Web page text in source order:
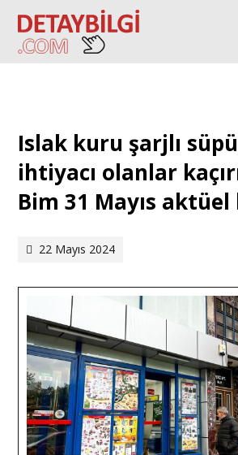
Islak kuru şarjlı
ihtiyacı olanlar
Bim 31 Mayıs
22 Mayıs 2024